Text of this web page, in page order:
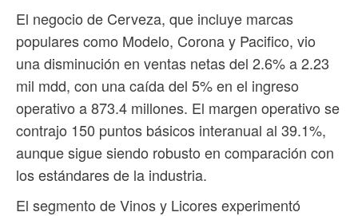
El negocio de Cerveza, que incluye marcas
populares como Modelo, Corona y Pacifico, vio
una disminución en ventas netas del 2.6% a 2.23
mil mdd, con una caída del 5% en el ingreso
operativo a 873.4 millones. El margen operativo se
contrajo 150 puntos básicos interanual al 39.1%,
aunque sigue siendo robusto en comparación con
los estándares de la industria.
El segmento de Vinos y Licores experimentó